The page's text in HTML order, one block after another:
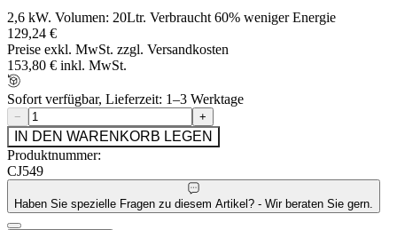
2,6 kW. Volumen: 20Ltr. Verbraucht 60% weniger Energie
129,24 €
Preise exkl. MwSt. zzgl. Versandkosten
153,80 € inkl. MwSt.
Sofort verfügbar, Lieferzeit: 1–3 Werktage
− +
IN DEN WARENKORB LEGEN
Produktnummer:
CJ549
Haben Sie spezielle Fragen zu diesem Artikel? - Wir beraten Sie gern.